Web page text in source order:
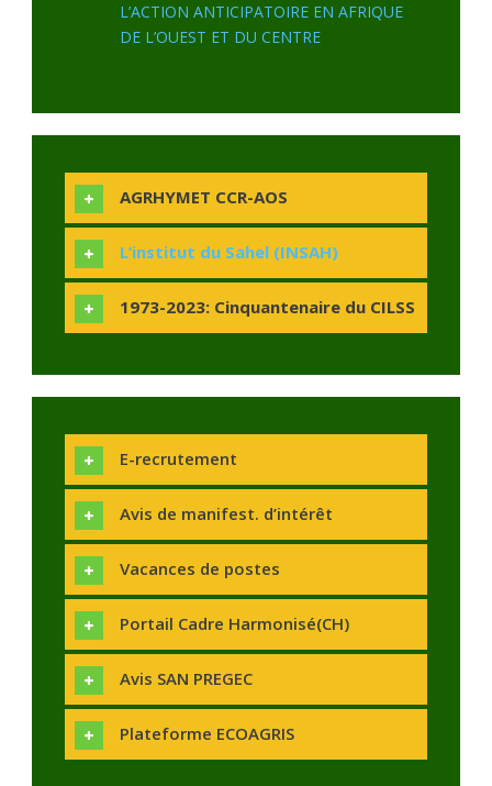
L’ACTION ANTICIPATOIRE EN AFRIQUE
DE L’OUEST ET DU CENTRE
AGRHYMET CCR-AOS
L’institut du Sahel (INSAH)
1973-2023: Cinquantenaire du CILSS
E-recrutement
Avis de manifest. d’intérêt
Vacances de postes
Portail Cadre Harmonisé(CH)
Avis SAN PREGEC
Plateforme ECOAGRIS